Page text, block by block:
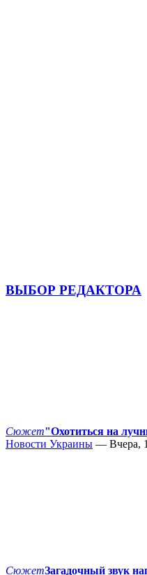
ВЫБОР РЕДАКТОРА
Сюжет"Охотиться на
Новости Украины — Вчера,
СюжетЗагадочный звук